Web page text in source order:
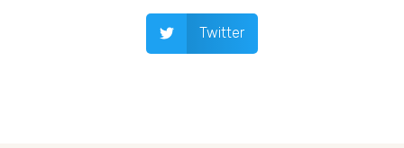
Twitter